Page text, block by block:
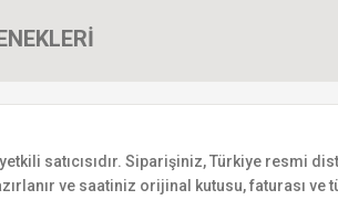
satıcısıdır. Siparişiniz, Türkiye resmi
ve saatiniz orijinal kutusu, faturası